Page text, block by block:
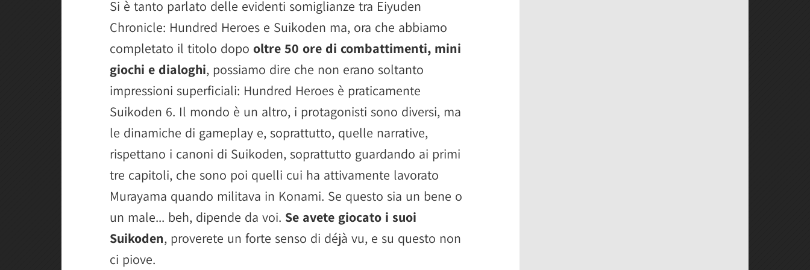
Si è tanto parlato delle evidenti somiglianze tra Eiyuden
Chronicle: Hundred Heroes e Suikoden ma, ora che abbiamo
completato il titolo dopo oltre 50 ore di combattimenti, mini
giochi e dialoghi, possiamo dire che non erano soltanto
impressioni superficiali: Hundred Heroes è praticamente
Suikoden 6. Il mondo è un altro, i protagonisti sono diversi, ma
le dinamiche di gameplay e, soprattutto, quelle narrative,
rispettano i canoni di Suikoden, soprattutto guardando ai primi
tre capitoli, che sono poi quelli cui ha attivamente lavorato
Murayama quando militava in Konami. Se questo sia un bene o
un male... beh, dipende da voi. Se avete giocato i suoi
Suikoden, proverete un forte senso di déjà vu, e su questo non
ci piove.